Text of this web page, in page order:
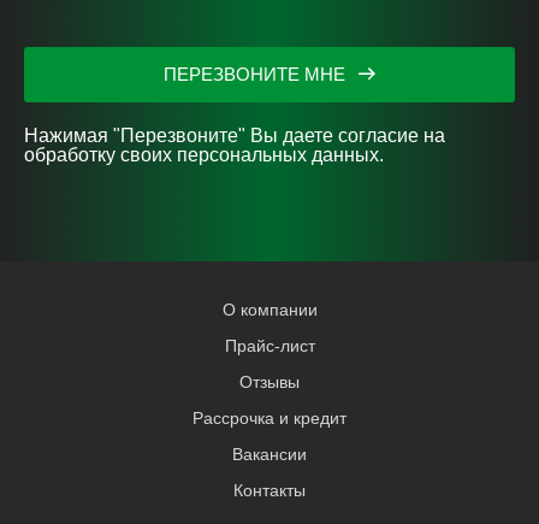
ПЕРЕЗВОНИТЕ МНЕ
Нажимая "Перезвоните" Вы даете согласие на
обработку своих персональных данных.
О компании
Прайс-лист
Отзывы
Рассрочка и кредит
Вакансии
Контакты